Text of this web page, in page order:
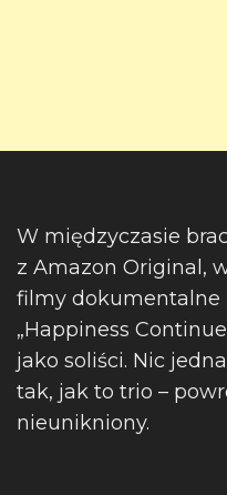
W międzyczasie
z Amazon Original,
filmy dokumentalne
„Happiness
jako soliści. Nic
tak, jak to trio –
nieunikniony.